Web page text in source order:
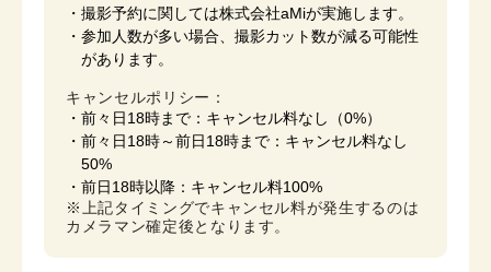
撮影予約に関しては株式会社aMiが実施します。
参加人数が多い場合、撮影カット数が減る可能性
があります。
キャンセルポリシー：
前々日18時まで：キャンセル料なし（0%）
前々日18時～前日18時まで：キャンセル料なし
50%
前日18時以降：キャンセル料100%
※上記タイミングでキャンセル料が発生するのは
カメラマン確定後となります。